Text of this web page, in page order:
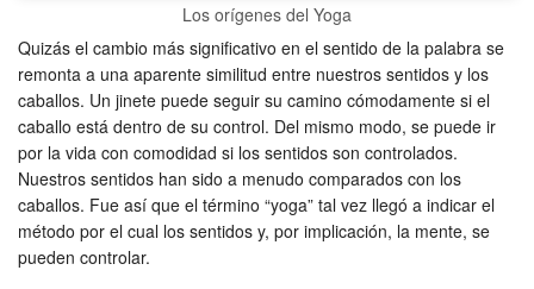
Los orígenes del Yoga
Quizás el cambio más significativo en el sentido de la palabra se
remonta a una aparente similitud entre nuestros sentidos y los
caballos. Un jinete puede seguir su camino cómodamente si el
caballo está dentro de su control. Del mismo modo, se puede ir
por la vida con comodidad si los sentidos son controlados.
Nuestros sentidos han sido a menudo comparados con los
caballos. Fue así que el término “yoga” tal vez llegó a indicar el
método por el cual los sentidos y, por implicación, la mente, se
pueden controlar.